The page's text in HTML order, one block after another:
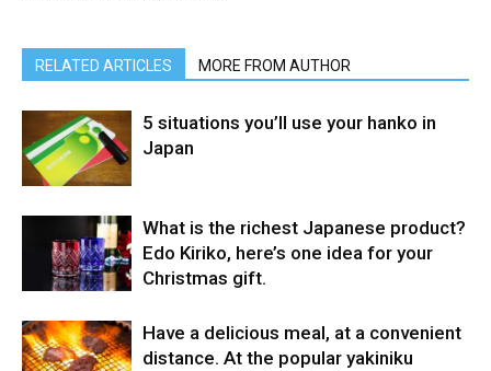
RELATED ARTICLES MORE FROM AUTHOR
5 situations you’ll use your hanko in
Japan
What is the richest Japanese product?
Edo Kiriko, here’s one idea for your
Christmas gift.
Have a delicious meal, at a convenient
distance. At the popular yakiniku